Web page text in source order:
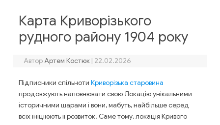
Карта Криворізького
рудного району 1904 року
Автор Артем Костюк | 22.02.2026
Підписники спільноти Криворізька старовина
продовжують наповнювати свою Локацію унікальними
історичними шарами і вони, мабуть, найбільше серед
всіх ініціюють її розвиток. Саме тому, локація Кривого